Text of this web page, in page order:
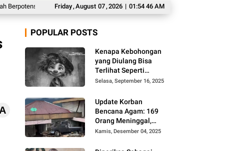
Friday,August 07,2026 | 01:54 47 AM
Hujan Hina Pasien BPJS di Akun Medsos, RS Pusri Pecat Dokter Tamara
A
POPULAR POSTS
Kenapa Kebohongan
yang Diulang Bisa
Terlihat Seperti
Kebenaran, Ini
Selasa, September 16, 2025
Update Korban
Bencana Agam: 169
Orang Meninggal,
Belum Ditemukan 86
Kamis, Desember 04, 2025